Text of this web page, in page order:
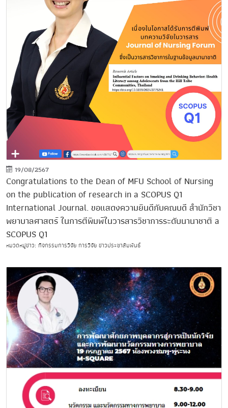
19/08/2567
Congratulations to the Dean of MFU School of Nursing
on the publication of research in a SCOPUS Q1
International Journal. ขอแสดงความยินดีกับคณบดี สำนักวิชา
พยาบาลศาสตร์ ในการตีพิมพ์ในวารสารวิชาการระดับนานาชาติ a
SCOPUS Q1
หมวดหมู่ข่าว: กิจกรรมการวิจัย การวิจัย ข่าวประชาสัมพันธ์